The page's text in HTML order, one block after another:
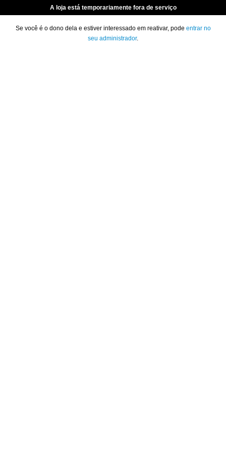
A loja está temporariamente fora de serviço
Se você é o dono dela e estiver interessado em reativar, pode entrar no
seu administrador.